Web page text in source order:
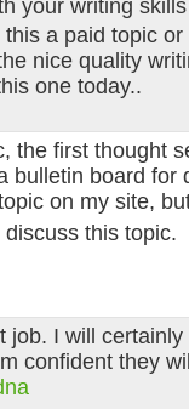
your writing
a paid topic
nice quality
one today..
the first thought
bulletin board for
on my site,
discuss this topic.
job. I will
confident they